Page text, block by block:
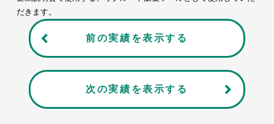
だきます。
前の実績を表示する
次の実績を表示する